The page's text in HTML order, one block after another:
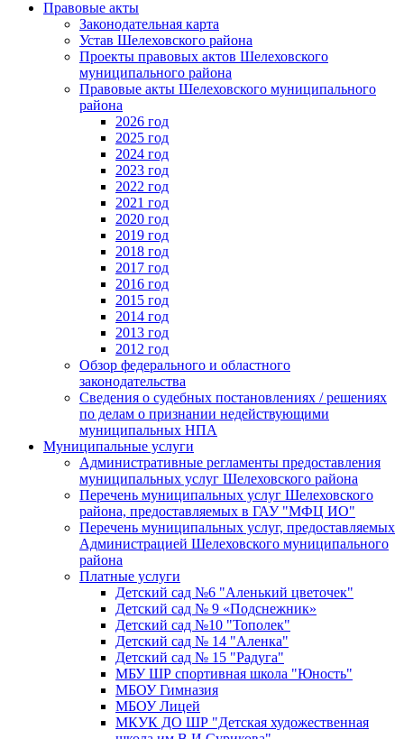
Правовые акты
Законодательная карта
Устав Шелеховского района
Проекты правовых актов Шелеховского
муниципального района
Правовые акты Шелеховского муниципального
района
2026 год
2025 год
2024 год
2023 год
2022 год
2021 год
2020 год
2019 год
2018 год
2017 год
2016 год
2015 год
2014 год
2013 год
2012 год
Обзор федерального и областного
законодательства
Сведения о судебных постановлениях / решениях
по делам о признании недействующими
муниципальных НПА
Муниципальные услуги
Административные регламенты предоставления
муниципальных услуг Шелеховского района
Перечень муниципальных услуг Шелеховского
района, предоставляемых в ГАУ "МФЦ ИО"
Перечень муниципальных услуг, предоставляемых
Администрацией Шелеховского муниципального
района
Платные услуги
Детский сад №6 "Аленький цветочек"
Детский сад № 9 «Подснежник»
Детский сад №10 "Тополек"
Детский сад № 14 "Аленка"
Детский сад № 15 "Радуга"
МБУ ШР спортивная школа "Юность"
МБОУ Гимназия
МБОУ Лицей
МКУК ДО ШР "Детская художественная